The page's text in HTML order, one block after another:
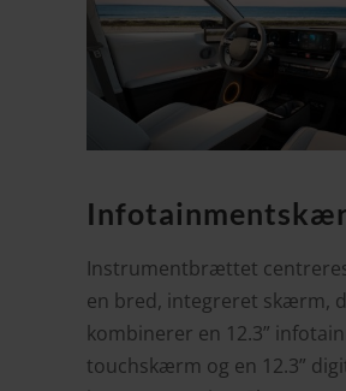
Instrumentbrættet
en bred, integreret skærm,
kombinerer en 12.3”
touchskærm og en 12.3”